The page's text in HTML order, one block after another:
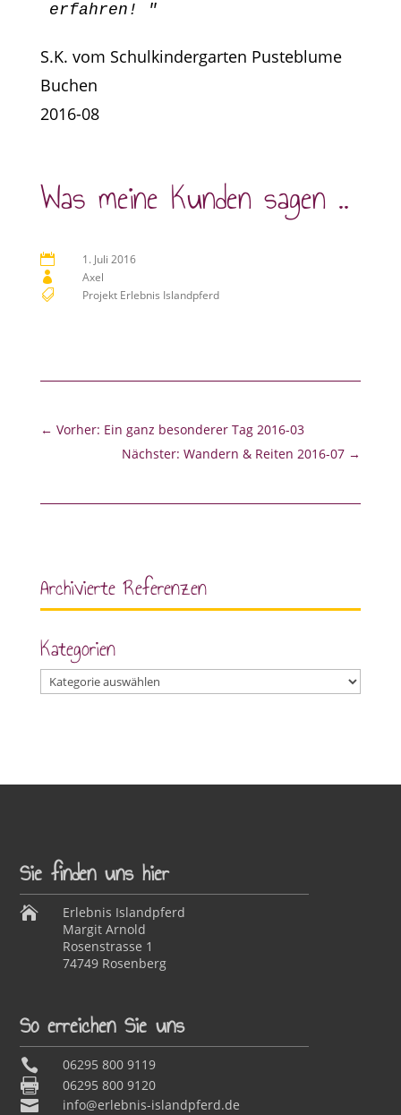
erfahren! "
S.K. vom Schulkindergarten Pusteblume
Buchen
2016-08
Was meine Kunden sagen ..
 1. Juli 2016
 Axel
 Projekt Erlebnis Islandpferd
← Vorher: Ein ganz besonderer Tag 2016-03
Nächster: Wandern & Reiten 2016-07 →
Archivierte Referenzen
Kategorien
Kategorien
Sie finden uns hier

Erlebnis Islandpferd
Margit Arnold
Rosenstrasse 1
74749 Rosenberg
So erreichen Sie uns
 06295 800 9119
 06295 800 9120
 info@erlebnis-islandpferd.de